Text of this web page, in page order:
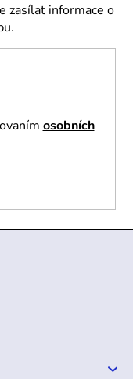
zasílat informace o
osobních